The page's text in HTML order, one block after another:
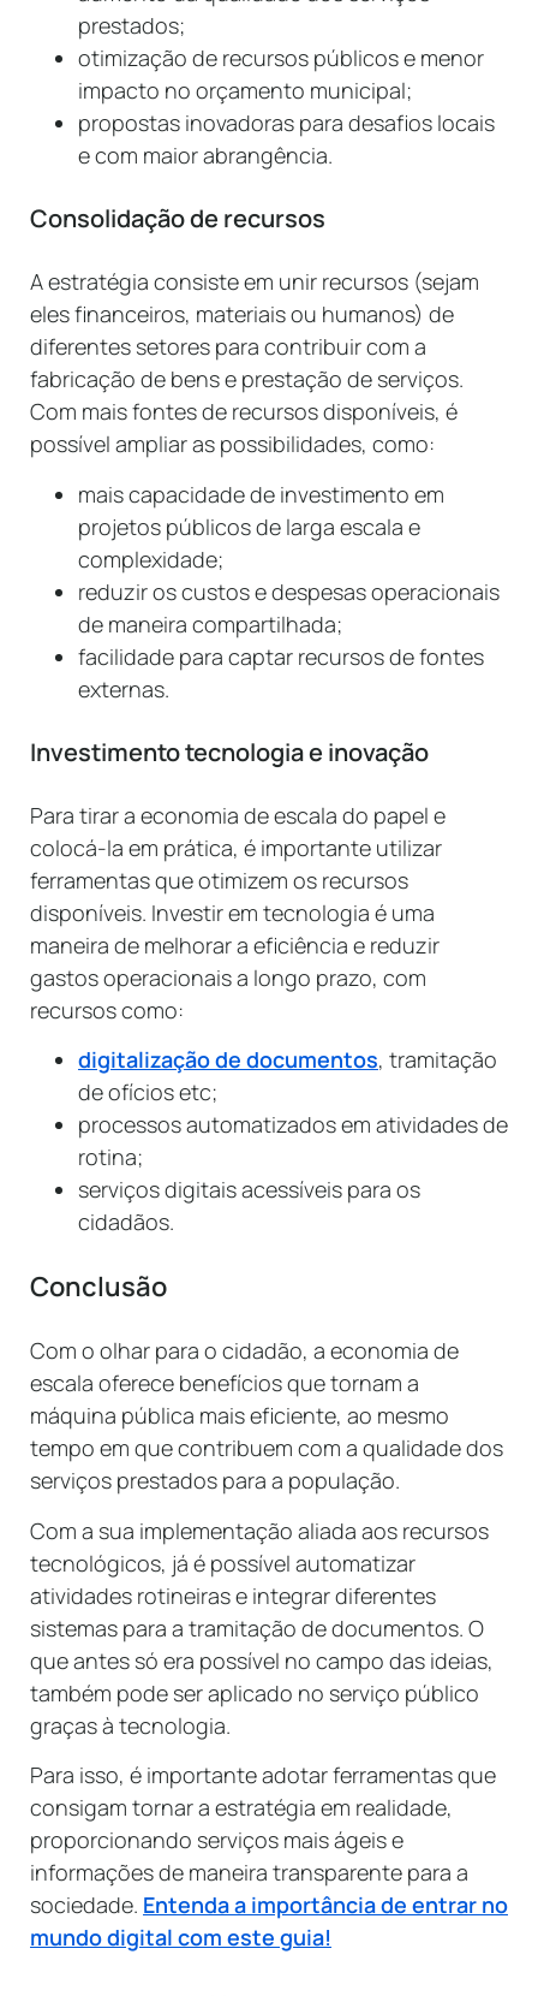
prestados;
otimização de recursos públicos e menor
impacto no orçamento municipal;
propostas inovadoras para desafios locais
e com maior abrangência.
Consolidação de recursos
A estratégia consiste em unir recursos (sejam
eles financeiros, materiais ou humanos) de
diferentes setores para contribuir com a
fabricação de bens e prestação de serviços.
Com mais fontes de recursos disponíveis, é
possível ampliar as possibilidades, como:
mais capacidade de investimento em
projetos públicos de larga escala e
complexidade;
reduzir os custos e despesas operacionais
de maneira compartilhada;
facilidade para captar recursos de fontes
externas.
Investimento tecnologia e inovação
Para tirar a economia de escala do papel e
colocá-la em prática, é importante utilizar
ferramentas que otimizem os recursos
disponíveis. Investir em tecnologia é uma
maneira de melhorar a eficiência e reduzir
gastos operacionais a longo prazo, com
recursos como:
digitalização de documentos, tramitação
de ofícios etc;
processos automatizados em atividades de
rotina;
serviços digitais acessíveis para os
cidadãos.
Conclusão
Com o olhar para o cidadão, a economia de
escala oferece benefícios que tornam a
máquina pública mais eficiente, ao mesmo
tempo em que contribuem com a qualidade dos
serviços prestados para a população.
Com a sua implementação aliada aos recursos
tecnológicos, já é possível automatizar
atividades rotineiras e integrar diferentes
sistemas para a tramitação de documentos. O
que antes só era possível no campo das ideias,
também pode ser aplicado no serviço público
graças à tecnologia.
Para isso, é importante adotar ferramentas que
consigam tornar a estratégia em realidade,
proporcionando serviços mais ágeis e
informações de maneira transparente para a
sociedade. Entenda a importância de entrar no
mundo digital com este guia!